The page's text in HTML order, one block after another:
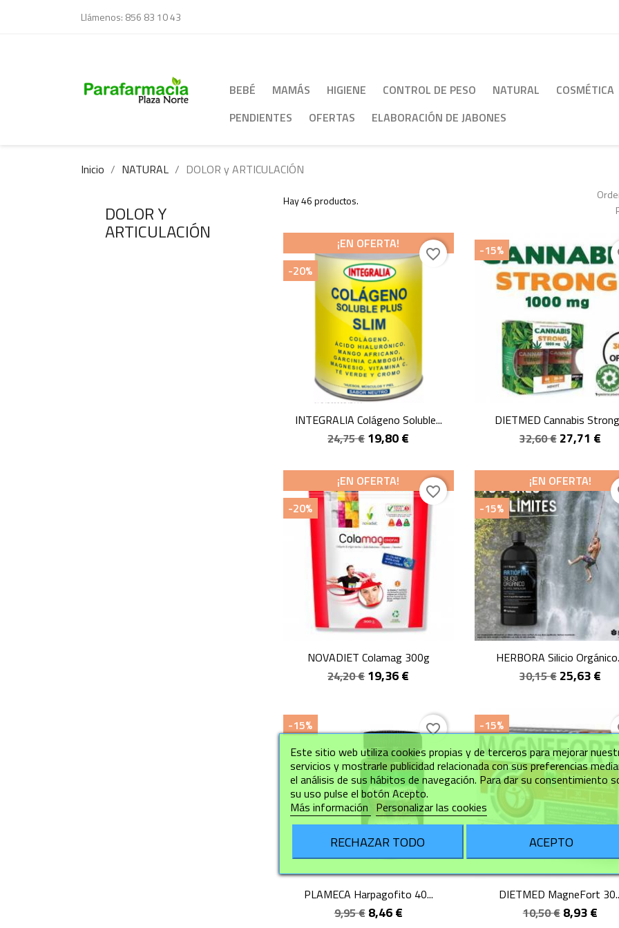
Llámenos: 856 83 10 43
BEBÉ
MAMÁS HIGIENE CONTROL DE PESO NATURAL COSMÉTICA
PENDIENTES
OFERTAS ELABORACIÓN DE JABONES
Inicio NATURAL DOLOR y ARTICULACIÓN
DOLOR Y
ARTICULACIÓN
Hay 46 productos.
Vista rápida
INTEGRALIA Colágeno Soluble...
24,75 €19,80 €
¡EN OFERTA!
-20%
favorite_border
Vista rápida
DIETMED Cannabis
32,60 € 27,71 €
-15%
Vista rápida
NOVADIET Colamag 300g
24,20 €19,36 €
¡EN OFERTA!
-20%
favorite_border
Vista rápida
HERBORA Silicio
30,15 € 25,63 €
¡EN OFERTA!
-15%
Vista rápida
PLAMECA Harpagofito 40...
9,95 € 8,46 €
-15% favorite_border
Vista rápida
DIETMED MagneFort
10,50 € 8,93 €
-15%
Este sitio web utiliza cookies propias y de terceros para mejorar
servicios y mostrarle publicidad relacionada con sus preferencias
el análisis de sus hábitos de navegación. Para dar su consentimiento
su uso pulse el botón Acepto.
Más información Personalizar las cookies
RECHAZAR TODO ACEPTO